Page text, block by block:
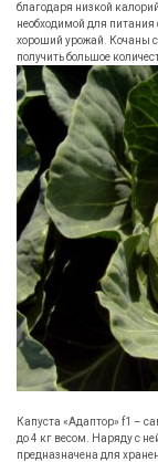
благодаря низкой
необходимой для
хороший урожай. Кочаны
получить большое
Капуста «Адаптор» f1 –
до 4 кг весом. Наряду с
предназначена для